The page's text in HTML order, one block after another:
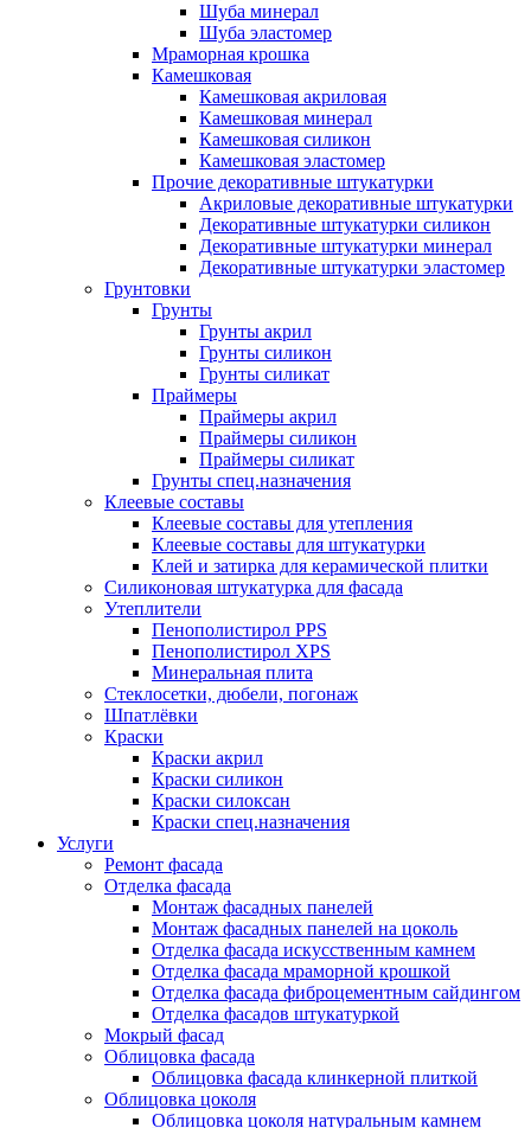
Шуба минерал
Шуба эластомер
Мраморная крошка
Камешковая
Камешковая акриловая
Камешковая минерал
Камешковая силикон
Камешковая эластомер
Прочие декоративные штукатурки
Акриловые декоративные штукатурки
Декоративные штукатурки силикон
Декоративные штукатурки минерал
Декоративные штукатурки эластомер
Грунтовки
Грунты
Грунты акрил
Грунты силикон
Грунты силикат
Праймеры
Праймеры акрил
Праймеры силикон
Праймеры силикат
Грунты спец.назначения
Клеевые составы
Клеевые составы для утепления
Клеевые составы для штукатурки
Клей и затирка для керамической плитки
Силиконовая штукатурка для фасада
Утеплители
Пенополистирол PPS
Пенополистирол XPS
Минеральная плита
Стеклосетки, дюбели, погонаж
Шпатлёвки
Краски
Краски акрил
Краски силикон
Краски силоксан
Краски спец.назначения
Услуги
Ремонт фасада
Отделка фасада
Монтаж фасадных панелей
Монтаж фасадных панелей на цоколь
Отделка фасада искусственным камнем
Отделка фасада мраморной крошкой
Отделка фасада фиброцементным сайдингом
Отделка фасадов штукатуркой
Мокрый фасад
Облицовка фасада
Облицовка фасада клинкерной плиткой
Облицовка цоколя
Облицовка цоколя натуральным камнем